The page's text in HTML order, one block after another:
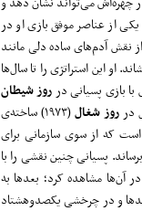
از عناصر موفق بازی او در
نقش آدم‌‌های ساده دلی مانند
او این استراتژی را تا سال‌ها
بازی پسیانی در روز شیطان
روز شغال
(۱۹۷۳) ساخته‌ی
که از سوی سازمانی برای
پسیانی چنین نقشی را با
مشاهده کرد؛ بعد‌ها به
و در چرخشی یکصدوهشتاد